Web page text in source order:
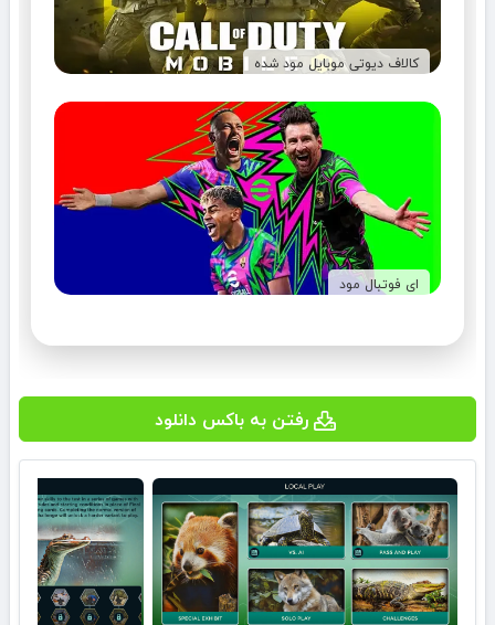
کالاف دیوتی موبایل مود شده
ای فوتبال مود
رفتن به باکس دانلود